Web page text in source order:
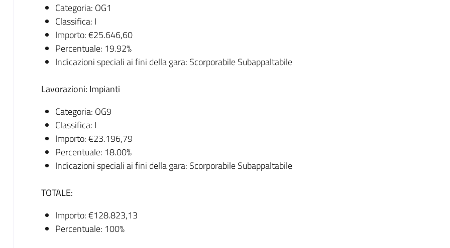
Categoria: OG1
Classifica: I
Importo: €25.646,60
Percentuale: 19.92%
Indicazioni speciali ai fini della gara: Scorporabile Subappaltabile
Lavorazioni: Impianti
Categoria: OG9
Classifica: I
Importo: €23.196,79
Percentuale: 18.00%
Indicazioni speciali ai fini della gara: Scorporabile Subappaltabile
TOTALE:
Importo: €128.823,13
Percentuale: 100%